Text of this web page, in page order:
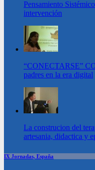
Pensamiento
intervención
“CONECTARSE”
padres en la era digital
La construcion del
artesania, didactica y
IX Jornadas, España